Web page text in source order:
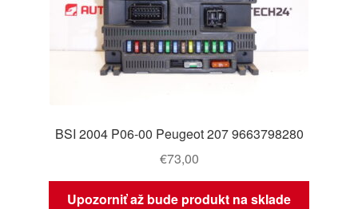
BSI 2004 P06-00 Peugeot 207 9663798280
€73,00
Upozorniť až bude produkt na sklade